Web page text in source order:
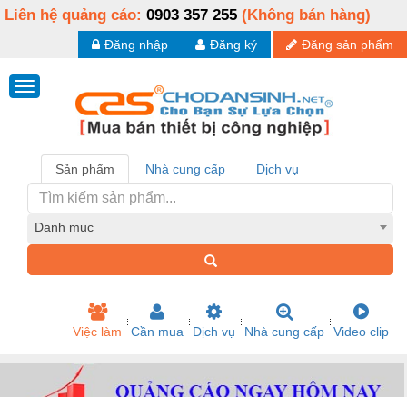
Liên hệ quảng cáo: 0903 357 255 (Không bán hàng)
Đăng sản phẩm
Đăng ký
Đăng nhập
Sản phẩm Nhà cung cấp Dịch vụ
Danh mục
Việc làm Cần mua Dịch vụ Nhà cung cấp Video clip